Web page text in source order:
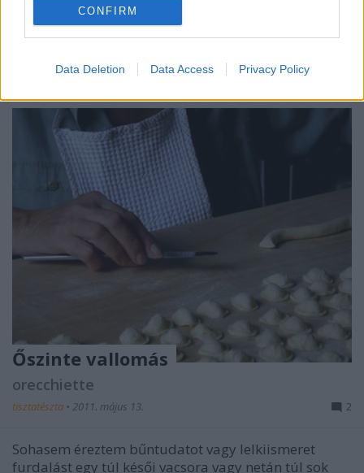
CONFIRM
Data Deletion Data Access Privacy Policy
nem létezik... csak néha rákattanok bizonyos
dolgokra. Ha már itt tartunk: jelenlegi
kategóriába sorolható. …
Őszinte vallomás
orecchiette
tisztatészta • 2011. május 13. 2
Sohasem éreztem bűntudatot vagy lelkiismeret
furdalást egy túl késői vacsora vagy netán túl sok